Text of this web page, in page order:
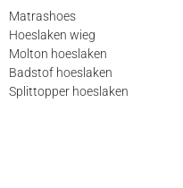
Matrashoes
Hoeslaken wieg
Molton hoeslaken
Badstof hoeslaken
Splittopper hoeslaken